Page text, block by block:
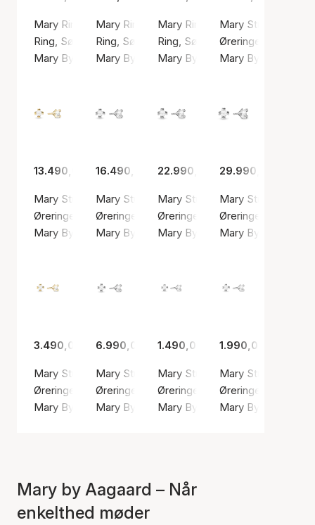
Mary Ring 8 Carat With 0.20ct W/VS Labgrown Diamond
Ring, Sølv farve / Hvid guld
Mary By Aagaard
Mary Ring With 0.05ct W/VS Labgrown
Ring, Sølv farve / Sølv sterling 925
Mary By Aagaard
Mary Ring With 0.10ct W/VS
Ring, Sølv farve / Sølv sterling
Mary By Aagaard
Mary Stud
Øreringe, Sølv
Mary By Aagaard
13.490,00 kr.
Mary Stud Earrings 14 Carat With 2x0.40ct W/VS
Øreringe, Guld farve / Guld
Mary By Aagaard
16.490,00 kr.
Mary Stud Earrings 14 Carat With 2x0.50ct
Øreringe, Sølv farve / Hvid guld
Mary By Aagaard
22.990,00 kr.
Mary Stud Earrings 14 Carat
Øreringe, Sølv farve / Hvid guld
Mary By Aagaard
29.990,00 kr.
Mary Stud
Øreringe, Sølv
Mary By Aagaard
3.490,00 kr.
Mary Stud Earrings 8 Carat With 2x0.10ct W/VS
Øreringe, Guld farve / Guld
Mary By Aagaard
6.990,00 kr.
Mary Stud Earrings 8 Carat With 2x0.20ct
Øreringe, Sølv farve / Hvid guld
Mary By Aagaard
1.490,00 kr.
Mary Stud Earrings With
Øreringe, Sølv farve / Sølv
Mary By Aagaard
1.990,00 kr.
Mary Stud
Øreringe, Sølv
Mary By Aagaard
Mary by Aagaard – Når
enkelthed møder